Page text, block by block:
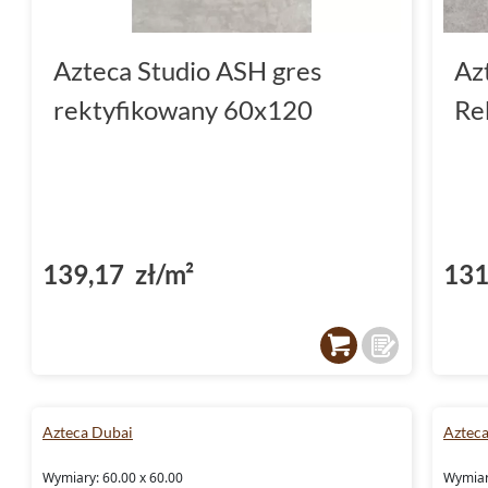
Azteca Studio ASH gres
rektyfikowany 60x120
139,17 zł/m²
Azteca Dubai
Wymiary: 60.00 x 60.00